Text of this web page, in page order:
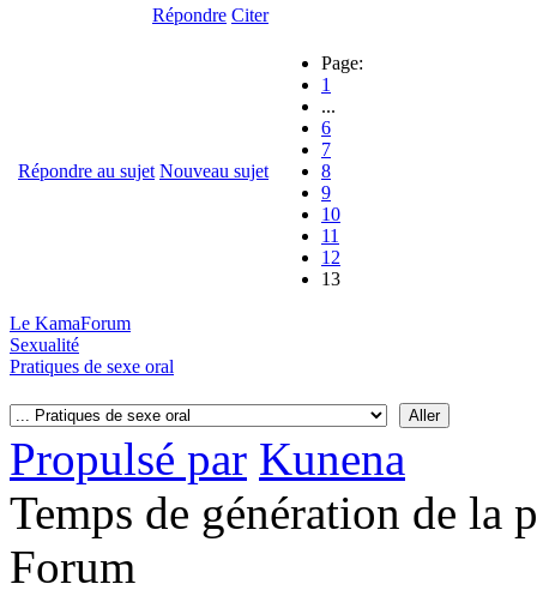
Répondre Citer
Répondre au sujet Nouveau sujet
Page:
1
...
6
7
8
9
10
11
12
13
Le KamaForum
Sexualité
Pratiques de sexe oral
Propulsé par Kunena
Temps de génération de la
Forum